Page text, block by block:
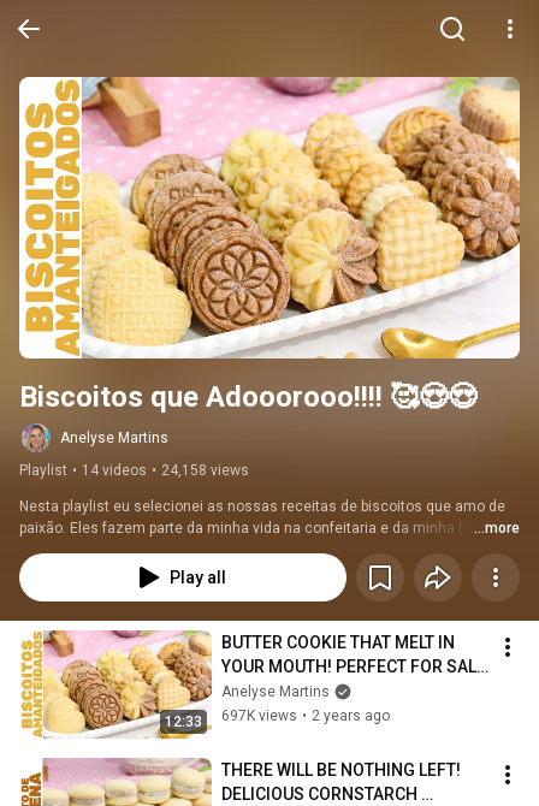
Biscoitos que Adooorooo!!!! 🥰😍😍
Anelyse Martins
Playlist • 14 videos • 24,158 views
Nesta playlist eu selecionei as nossas receitas de biscoitos que amo de
paixão. Eles fazem parte da minha vida na confeitaria e da minha familia,
pois sempre faço em momentos especiais. Espero que goste das receitas
que preparei com todo o carinho para você! Espero que goste! 💝
...more
Play all
12:33
BUTTER COOKIE THAT MELT IN
YOUR MOUTH! PERFECT FOR SALE
ON MOTHER'S DAY! Easy to do!
Anelyse Martins
697K views • 2 years ago
THERE WILL BE NOTHING LEFT!
DELICIOUS CORNSTARCH